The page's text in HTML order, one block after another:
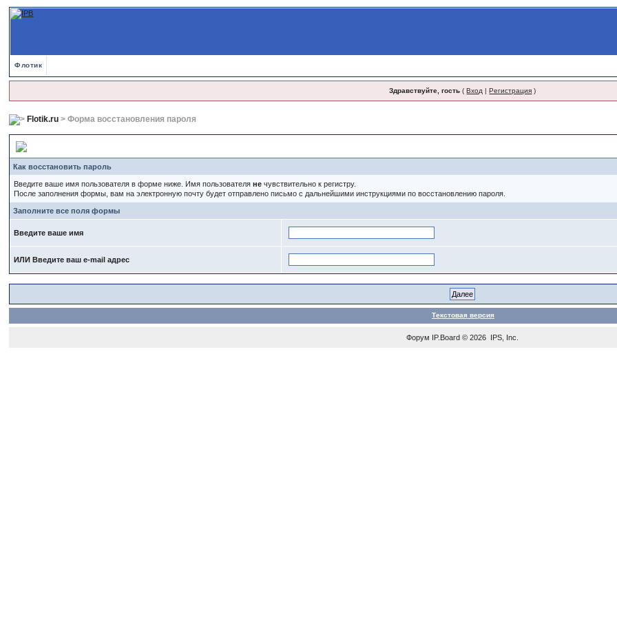
Флотик
Здравствуйте, гость (Вход |Регистрация )
Flotik.ru > Форма восстановления пароля
Как восстановить пароль
Введите ваше имя пользователя в форме ниже. Имя пользователяне чувствительно к регистру.
После заполнения формы, вам на электронную почту будет отправлено письмо с дальнейшими инструкциями по восстановлению пароля.
Заполните все поля формы
Введите ваше имя
ИЛИ Введите ваш e-mail адрес
Текстовая версия
Форум IP.Board © 2026 IPS, Inc